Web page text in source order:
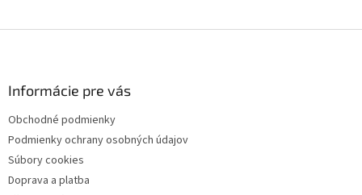
Informácie pre vás
Obchodné podmienky
Podmienky ochrany osobných údajov
Súbory cookies
Doprava a platba